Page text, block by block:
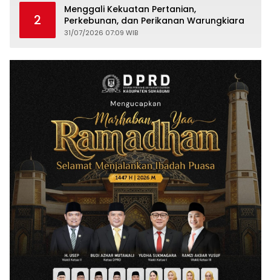
2
Menggali Kekuatan Pertanian,
Perkebunan, dan Perikanan Warungkiara
31/07/2026 07:09 WIB